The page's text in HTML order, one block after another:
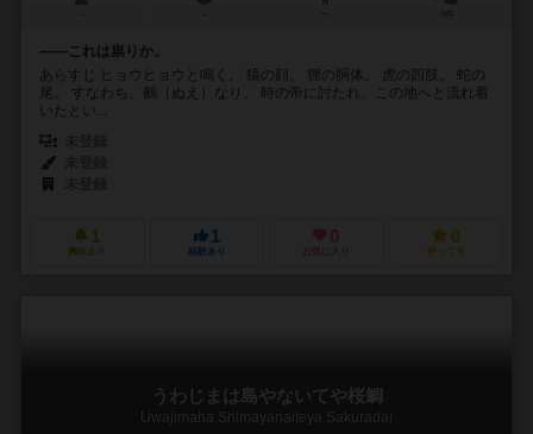
――これは祟りか。
あらすじ ヒョウヒョウと鳴く。 猿の顔。 狸の胴体。 虎の四肢。 蛇の
尾。 すなわち、鵺（ぬえ）なり。 時の帝に討たれ、この地へと流れ着
いたとい...
1
興味あり
1
経験あり
0
お気に入り
0
持ってる
うわじまは島やないてや桜鯛
Uwajimaha Shimayanaiteya Sakuradai